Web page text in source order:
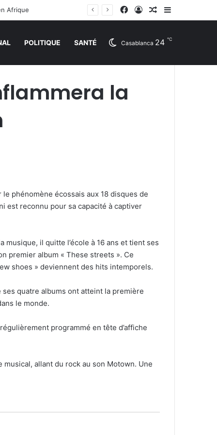
Afrique Facebook
Connexion
Article Aléatoire
Sidebar
POLITIQUE SANTÉ Casablanca 24 ℃
la
phénomène écossais aux 18 disques de
est reconnu pour sa capacité à captiver
musique, il quitte l’école à 16 ans et tient ses
premier album « These streets ». Ce
shoes » deviennent des hits intemporels.
quatre albums ont atteint la première
le monde.
programmé en tête d’affiche
allant du rock au son Motown. Une